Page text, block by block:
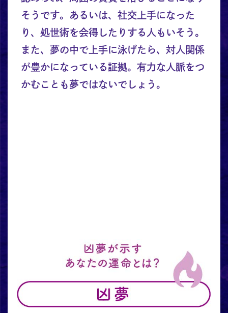
そうです。あるいは、社交上手になった
り、処世術を会得したりする人もいそう。
また、夢の中で上手に泳げたら、対人関係
が豊かになっている証拠。有力な人脈をつ
かむことも夢ではないでしょう。